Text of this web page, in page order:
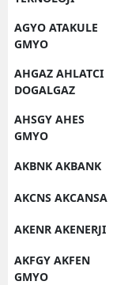
AGYO ATAKULE
GMYO
AHGAZ AHLATCI
DOGALGAZ
AHSGY AHES
GMYO
AKBNK AKBANK
AKCNS AKCANSA
AKENR AKENERJI
AKFGY AKFEN
GMYO